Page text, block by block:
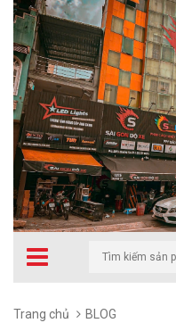
Trang chủ
BLOG